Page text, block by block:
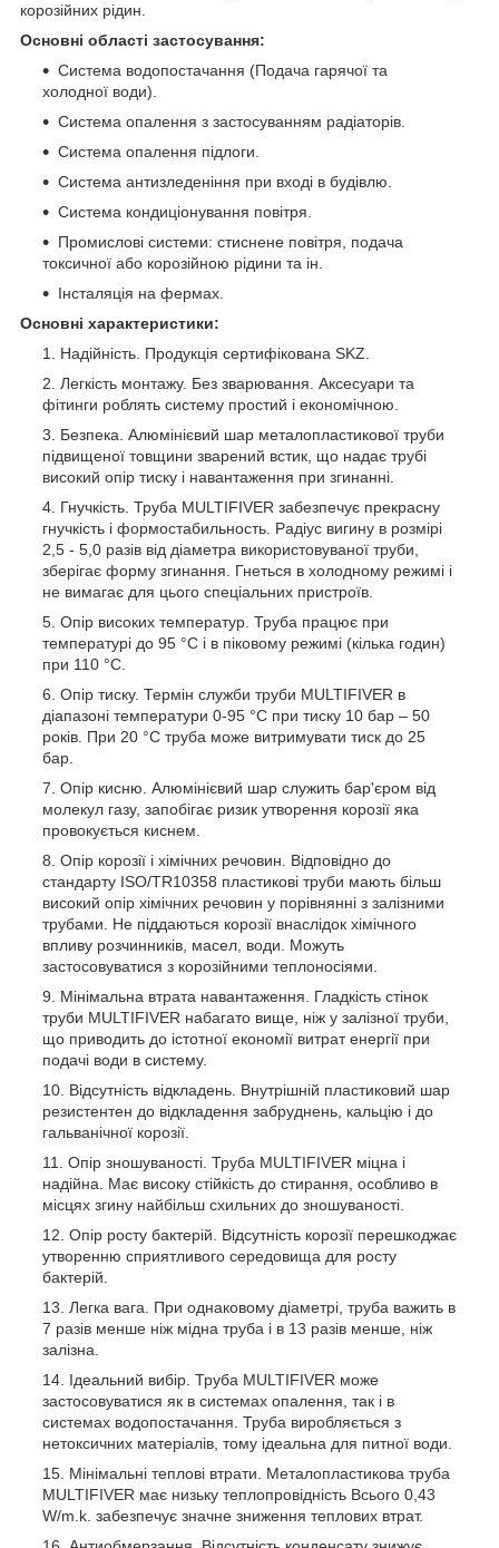
корозійних рідин.
Основні області застосування:
Система водопостачання (Подача гарячої та
холодної води).
Система опалення з застосуванням радіаторів.
Система опалення підлоги.
Система антизледеніння при вході в будівлю.
Система кондиціонування повітря.
Промислові системи: стиснене повітря, подача
токсичної або корозійною рідини та ін.
Інсталяція на фермах.
Основні характеристики:
Надійність. Продукція сертифікована SKZ.
Легкість монтажу. Без зварювання. Аксесуари та
фітинги роблять систему простий і економічною.
Безпека. Алюмінієвий шар металопластикової труби
підвищеної товщини зварений встик, що надає трубі
високий опір тиску і навантаження при згинанні.
Гнучкість. Труба MULTIFIVER забезпечує прекрасну
гнучкість і формостабильность. Радіус вигину в розмірі
2,5 - 5,0 разів від діаметра використовуваної труби,
зберігає форму згинання. Гнеться в холодному режимі і
не вимагає для цього спеціальних пристроїв.
Опір високих температур. Труба працює при
температурі до 95 °С і в піковому режимі (кілька годин)
при 110 °С.
Опір тиску. Термін служби труби MULTIFIVER в
діапазоні температури 0-95 °С при тиску 10 бар – 50
років. При 20 °С труба може витримувати тиск до 25
бар.
Опір кисню. Алюмінієвий шар служить бар'єром від
молекул газу, запобігає ризик утворення корозії яка
провокується киснем.
Опір корозії і хімічних речовин. Відповідно до
стандарту ISO/TR10358 пластикові труби мають більш
високий опір хімічних речовин у порівнянні з залізними
трубами. Не піддаються корозії внаслідок хімічного
впливу розчинників, масел, води. Можуть
застосовуватися з корозійними теплоносіями.
Мінімальна втрата навантаження. Гладкість стінок
труби MULTIFIVER набагато вище, ніж у залізної труби,
що приводить до істотної економії витрат енергії при
подачі води в систему.
Відсутність відкладень. Внутрішній пластиковий шар
резистентен до відкладення забруднень, кальцію і до
гальванічної корозії.
Опір зношуваності. Труба MULTIFIVER міцна і
надійна. Має високу стійкість до стирання, особливо в
місцях згину найбільш схильних до зношуваності.
Опір росту бактерій. Відсутність корозії перешкоджає
утворенню сприятливого середовища для росту
бактерій.
Легка вага. При однаковому діаметрі, труба важить в
7 разів менше ніж мідна труба і в 13 разів менше, ніж
залізна.
Ідеальний вибір. Труба MULTIFIVER може
застосовуватися як в системах опалення, так і в
системах водопостачання. Труба виробляється з
нетоксичних матеріалів, тому ідеальна для питної води.
Мінімальні теплові втрати. Металопластикова труба
MULTIFIVER має низьку теплопровідність Всього 0,43
W/m.k. забезпечує значне зниження теплових втрат.